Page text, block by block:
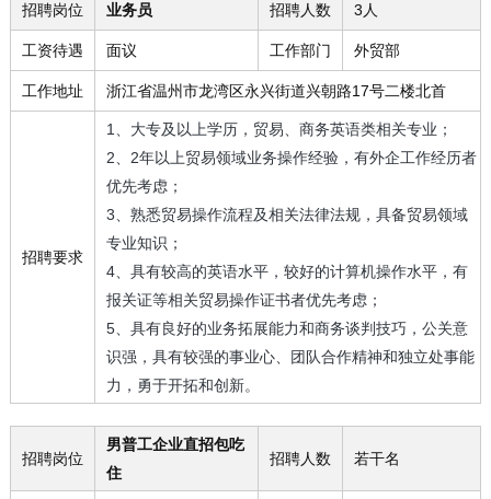
招聘岗位 业务员 招聘人数 3人
工资待遇 面议 工作部门 外贸部
工作地址 浙江省温州市龙湾区永兴街道兴朝路17号二楼北首
招聘要求
1、大专及以上学历，贸易、商务英语类相关专业；
2、2年以上贸易领域业务操作经验，有外企工作经历者
优先考虑；
3、熟悉贸易操作流程及相关法律法规，具备贸易领域
专业知识；
4、具有较高的英语水平，较好的计算机操作水平，有
报关证等相关贸易操作证书者优先考虑；
5、具有良好的业务拓展能力和商务谈判技巧，公关意
识强，具有较强的事业心、团队合作精神和独立处事能
力，勇于开拓和创新。
招聘岗位
男普工企业直招包吃
住
招聘人数 若干名